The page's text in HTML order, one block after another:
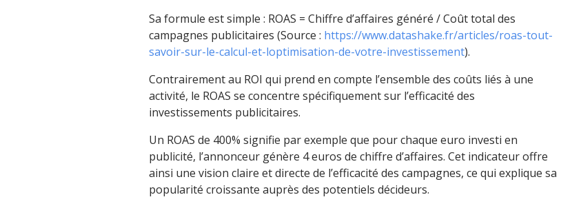
Sa formule est simple : ROAS = Chiffre d’affaires généré / Coût total des
campagnes publicitaires (Source : https://www.datashake.fr/articles/roas-tout-
savoir-sur-le-calcul-et-loptimisation-de-votre-investissement).
Contrairement au ROI qui prend en compte l’ensemble des coûts liés à une
activité, le ROAS se concentre spécifiquement sur l’efficacité des
investissements publicitaires.
Un ROAS de 400% signifie par exemple que pour chaque euro investi en
publicité, l’annonceur génère 4 euros de chiffre d’affaires. Cet indicateur offre
ainsi une vision claire et directe de l’efficacité des campagnes, ce qui explique sa
popularité croissante auprès des potentiels décideurs.